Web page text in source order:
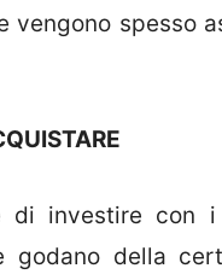
vengono spesso
di investire con
godano della